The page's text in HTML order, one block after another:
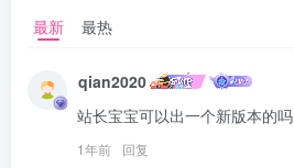
最新 最热
qian2020
站长宝宝可以出一个新版本的吗
1年前 回复